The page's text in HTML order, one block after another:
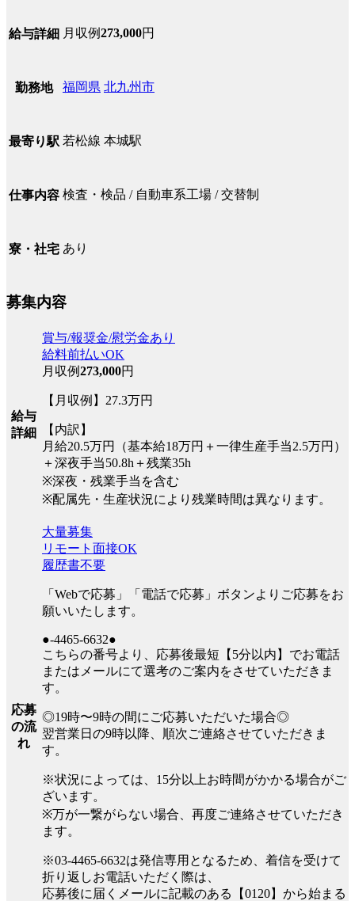
給与詳細 月収例273,000円
勤務地 福岡県 北九州市
最寄り駅 若松線 本城駅
仕事内容 検査・検品 / 自動車系工場 / 交替制
寮・社宅 あり
募集内容
給与
詳細
賞与/報奨金/慰労金あり
給料前払いOK
月収例273,000円
【月収例】27.3万円
【内訳】
月給20.5万円（基本給18万円＋一律生産手当2.5万円）
＋深夜手当50.8h＋残業35h
※深夜・残業手当を含む
※配属先・生産状況により残業時間は異なります。
応募
の流
れ
大量募集
リモート面接OK
履歴書不要
「Webで応募」「電話で応募」ボタンよりご応募をお
願いいたします。
●-4465-6632●
こちらの番号より、応募後最短【5分以内】でお電話
またはメールにて選考のご案内をさせていただきま
す。
◎19時〜9時の間にご応募いただいた場合◎
翌営業日の9時以降、順次ご連絡させていただきま
す。
※状況によっては、15分以上お時間がかかる場合がご
ざいます。
※万が一繋がらない場合、再度ご連絡させていただき
ます。
※03-4465-6632は発信専用となるため、着信を受けて
折り返しお電話いただく際は、
応募後に届くメールに記載のある【0120】から始まる